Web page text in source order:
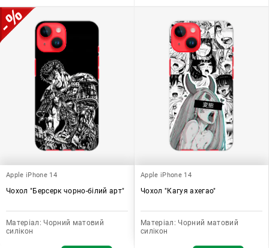
Apple iPhone 14
Чохол "Берсерк чорно-білий арт"
Матеріал: Чорний матовий
силікон
Apple iPhone 14
Чохол "Кагуя ахегао"
Матеріал: Чорний матовий
силікон